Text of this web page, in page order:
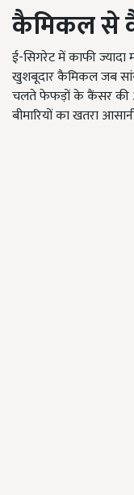
कैमिकल से
ई-सिगरेट में काफी ज्यादा
खुशबूदार कैमिकल जब
चलते फेफड़ों के कैंसर की
बीमारियों का खतरा